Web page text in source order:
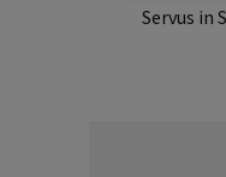
Servus in